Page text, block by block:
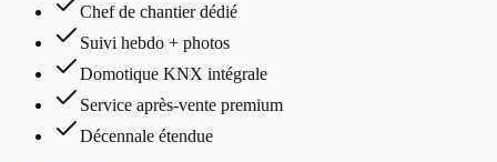
Chef de chantier dédié
Suivi hebdo + photos
Domotique KNX intégrale
Service après-vente premium
Décennale étendue